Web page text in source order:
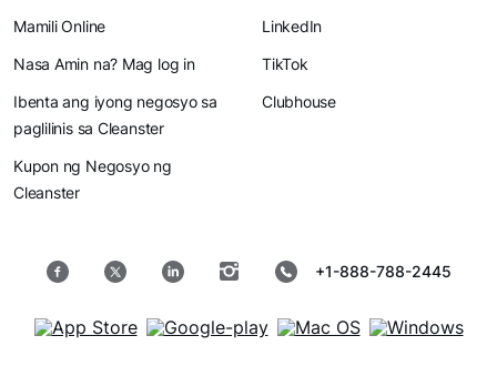
Mamili Online
Nasa Amin na? Mag log in
Ibenta ang iyong negosyo sa
paglilinis sa Cleanster
Kupon ng Negosyo ng
Cleanster
LinkedIn
TikTok
Clubhouse
+1-888-788-2445